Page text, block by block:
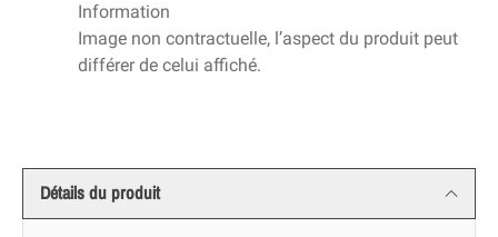
Information
Image non contractuelle, l’aspect du produit peut
différer de celui affiché.
Détails du produit